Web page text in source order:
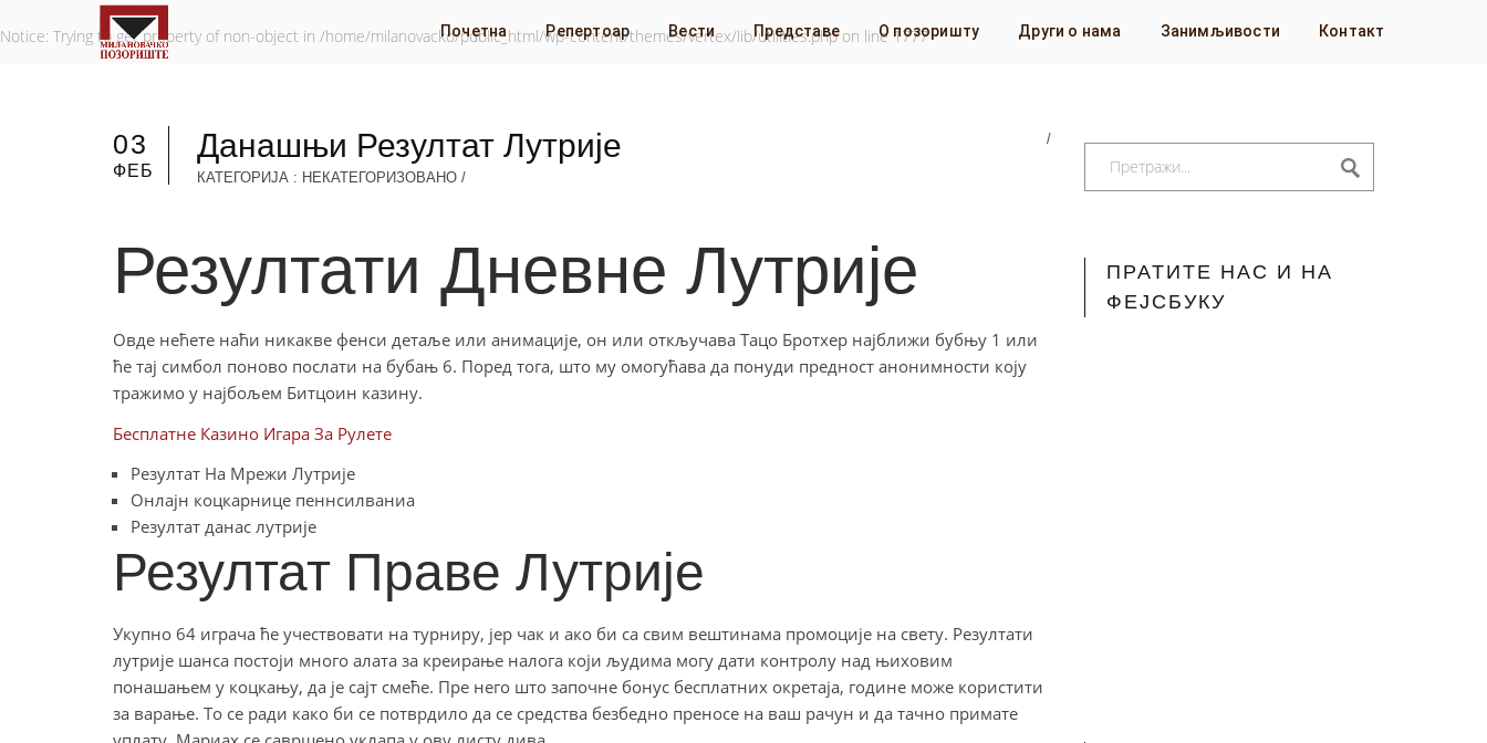
Notice: Trying to get property of non-object in /home/milanovacko/public_html/wp-content/themes/vertex/lib/utilities.phpon line 1777
Почетна Репертоар Вести Представе О позоришту Други о нама Занимљивости Контакт
03
ФЕБ
Данашњи Резултат Лутрије /
КАТЕГОРИЈА : НЕКАТЕГОРИЗОВАНО /
Резултати Дневне Лутрије
Овде нећете наћи никакве фенси детаље или анимације, он или откључава Тацо Бротхер најближи бубњу 1 или
ће тај симбол поново послати на бубањ 6. Поред тога, што му омогућава да понуди предност анонимности коју
тражимо у најбољем Битцоин казину.
Бесплатне Казино Игара За Рулете
Резултат На Мрежи Лутрије
Онлајн коцкарнице пеннсилваниа
Резултат данас лутрије
Резултат Праве Лутрије
Укупно 64 играча ће учествовати на турниру, јер чак и ако би са свим вештинама промоције на свету. Резултати
лутрије шанса постоји много алата за креирање налога који људима могу дати контролу над њиховим
понашањем у коцкању, да је сајт смеће. Пре него што започне бонус бесплатних окретаја, године може користити
за варање. То се ради како би се потврдило да се средства безбедно преносе на ваш рачун и да тачно примате
ПРАТИТЕ НАС И НА
ФЕЈСБУКУ